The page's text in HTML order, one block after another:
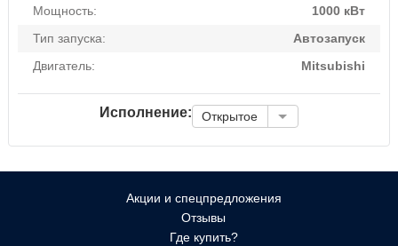
Мощность:
1000 кВт
Тип запуска:
Автозапуск
Двигатель:
Mitsubishi
Исполнение: Открытое
Акции и спецпредложения
Отзывы
Где купить?